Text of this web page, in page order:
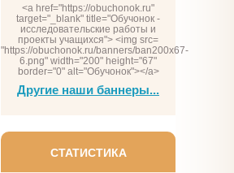
<a href="https://obuchonok.ru"
target="_blank" title="Обучонок -
исследовательские работы и
проекты учащихся"> <img src=
"https://obuchonok.ru/banners/ban200x67-
6.png" width="200" height="67"
border="0" alt="Обучонок"></a>
Другие наши баннеры...
СТАТИСТИКА